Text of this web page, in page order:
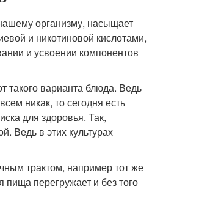
организму, насыщает
и никотиновой кислотами,
и усвоении компонентов
такого варианта блюда. Ведь
никак, то сегодня есть
для здоровья. Так,
Ведь в этих культурах
трактом, например тот же
пища перегружает и без того